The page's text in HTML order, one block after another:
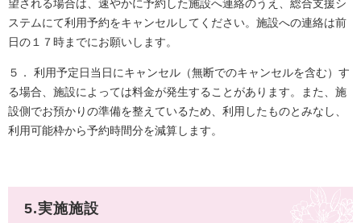
望される場合は、速やかに予約した施設へ連絡のうえ、総合支援シ
ステムにて利用予約をキャンセルしてください。施設への連絡は前
日の１７時までにお願いします。
５． 利用予定日当日にキャンセル（無断でのキャンセルを含む）す
る場合、施設によっては料金が発生することがあります。また、施
設側でお預かりの準備を整えているため、利用したものとみなし、
利用可能枠から予約時間分を減算します。
5.実施施設